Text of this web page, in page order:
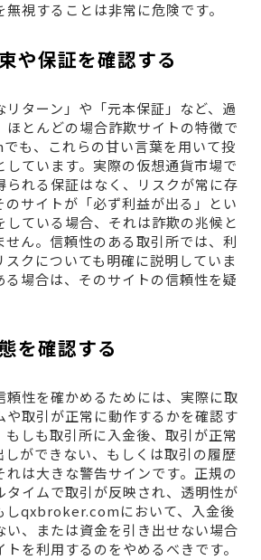
視することは非常に危険です。
や保証を確認する
リターン」や「元本保証」など、過
ほとんどの場合詐欺サイトの特徴で
も、これらの甘い言葉を用いて投
しています。実際の仮想通貨市場で
られる保証はなく、リスクが常に存
のサイトが「必ず利益が出る」とい
している場合、それは詐欺の兆候と
せん。信頼性のある取引所では、利
クについても明確に説明していま
る場合は、そのサイトの信頼性を疑
を確認する
頼性を確かめるためには、実際に取
や取引が正常に動作するかを確認す
もしも取引所に入金後、取引が正常
しができない、もしくは取引の履歴
れは大きな警告サインです。正規の
タイムで取引が反映され、透明性が
しqxbroker.comにおいて、入金後
い、または資金を引き出せない場合
を利用するのをやめるべきです。